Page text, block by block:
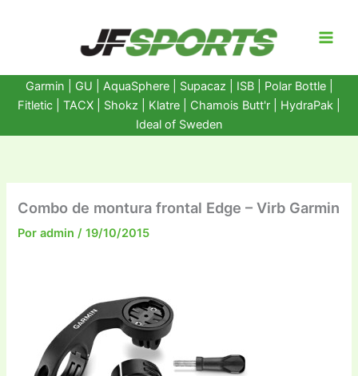
Garmin GU AquaSphere| Supacaz | ISB | Polar Bottle|
Fitletic
TACX Shokz Klatre Chamois Butt'r HydraPak
Ideal of Sweden
Combo de montura frontal Edge – Virb Garmin
Poradmin/19/10/2015